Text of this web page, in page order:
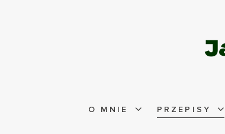
O MNIE PRZEPISY